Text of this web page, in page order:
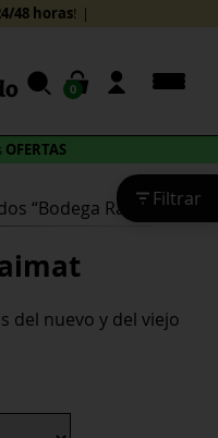
OFERTAS
48 horas!
0
“Bodega Raimat”
del nuevo y del viejo
Filtrar